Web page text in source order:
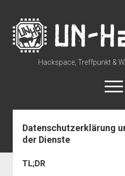
UN-
Hack-
Bar
Hackspace, Treffpunkt &
open
menu
rss
Datenschutzerklärung
der Dienste
TL;DR